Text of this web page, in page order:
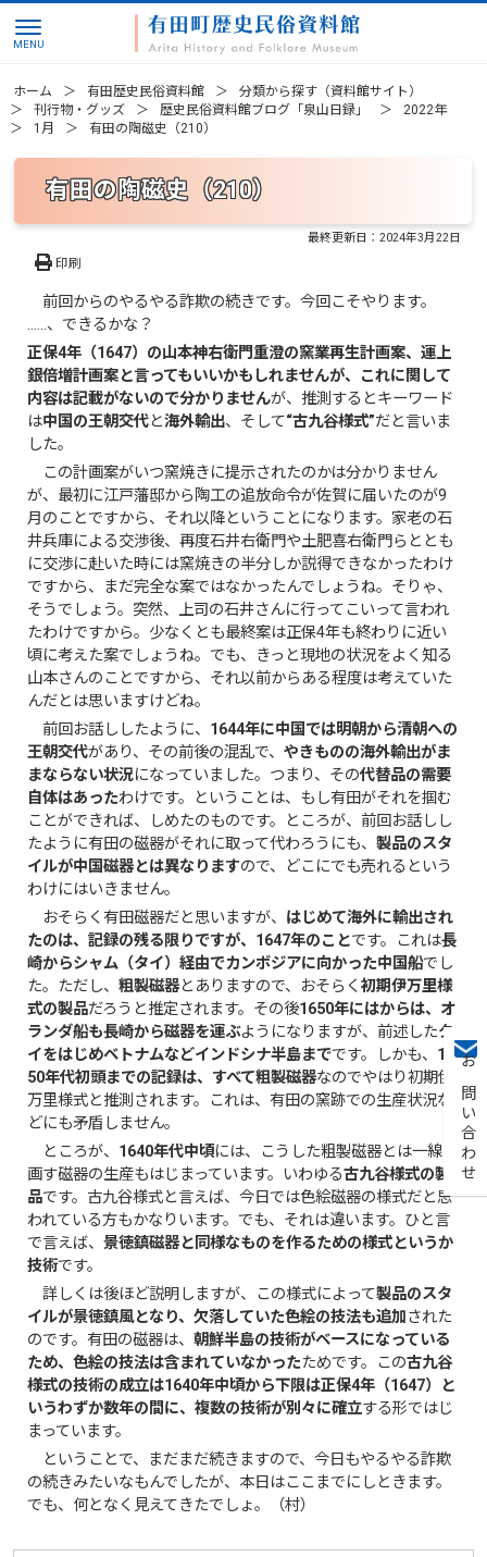
お問い合わせ
ホーム 有田歴史民俗資料館
分類から探す（資料館サイト）
刊行物・グッズ
歴史民俗資料館ブログ「泉山日録」
2022年
1月
有田の陶磁史（210）
有田の陶磁史（210）
最終更新日：2024年3月22日
印刷
前回からのやるやる詐欺の続きです。今回こそやります。
……、できるかな？
正保4年（1647）の山本神右衛門重澄の窯業再生計画案、運上
銀倍増計画案と言ってもいいかもしれませんが、これに関して
内容は記載がないので分かりませんが、推測するとキーワード
は中国の王朝交代と海外輸出、そして“古九谷様式”だと言いま
した。
この計画案がいつ窯焼きに提示されたのかは分かりません
が、最初に江戸藩邸から陶工の追放命令が佐賀に届いたのが9
月のことですから、それ以降ということになります。家老の石
井兵庫による交渉後、再度石井右衛門や土肥喜右衛門らととも
に交渉に赴いた時には窯焼きの半分しか説得できなかったわけ
ですから、まだ完全な案ではなかったんでしょうね。そりゃ、
そうでしょう。突然、上司の石井さんに行ってこいって言われ
たわけですから。少なくとも最終案は正保4年も終わりに近い
頃に考えた案でしょうね。でも、きっと現地の状況をよく知る
山本さんのことですから、それ以前からある程度は考えていた
んだとは思いますけどね。
前回お話ししたように、 1644年に中国では明朝から清朝への
王朝交代があり、その前後の混乱で、やきものの海外輸出がま
まならない状況になっていました。つまり、その代替品の需要
自体はあったわけです。ということは、もし有田がそれを掴む
ことができれば、しめたのものです。ところが、前回お話しし
たように有田の磁器がそれに取って代わろうにも、製品のスタ
イルが中国磁器とは異なりますので、どこにでも売れるという
わけにはいきません。
おそらく有田磁器だと思いますが、 はじめて海外に輸出され
たのは、記録の残る限りですが、1647年のことです。これは長
崎からシャム（タイ）経由でカンボジアに向かった中国船でし
た。ただし、粗製磁器とありますので、おそらく初期伊万里様
式の製品だろうと推定されます。その後1650年にはからは、オ
ランダ船も長崎から磁器を運ぶようになりますが、前述したタ
イをはじめベトナムなどインドシナ半島までです。しかも、 16
50年代初頭までの記録は、すべて粗製磁器なのでやはり初期伊
万里様式と推測されます。これは、有田の窯跡での生産状況な
どにも矛盾しません。
ところが、 1640年代中頃には、こうした粗製磁器とは一線を
画す磁器の生産もはじまっています。いわゆる古九谷様式の製
品です。古九谷様式と言えば、今日では色絵磁器の様式だと思
われている方もかなりいます。でも、それは違います。ひと言
で言えば、景徳鎮磁器と同様なものを作るための様式というか
技術です。
詳しくは後ほど説明しますが、この様式によって製品のスタ
イルが景徳鎮風となり、欠落していた色絵の技法も追加された
のです。有田の磁器は、朝鮮半島の技術がベースになっている
ため、色絵の技法は含まれていなかったためです。この古九谷
様式の技術の成立は1640年中頃から下限は正保4年（1647）と
いうわずか数年の間に、複数の技術が別々に確立する形ではじ
まっています。
ということで、まだまだ続きますので、今日もやるやる詐欺
の続きみたいなもんでしたが、本日はここまでにしときます。
でも、何となく見えてきたでしょ。（村）